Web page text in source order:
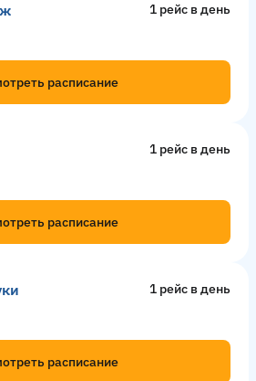
1 рейс в день
расписание
1 рейс в день
расписание
1 рейс в день
расписание